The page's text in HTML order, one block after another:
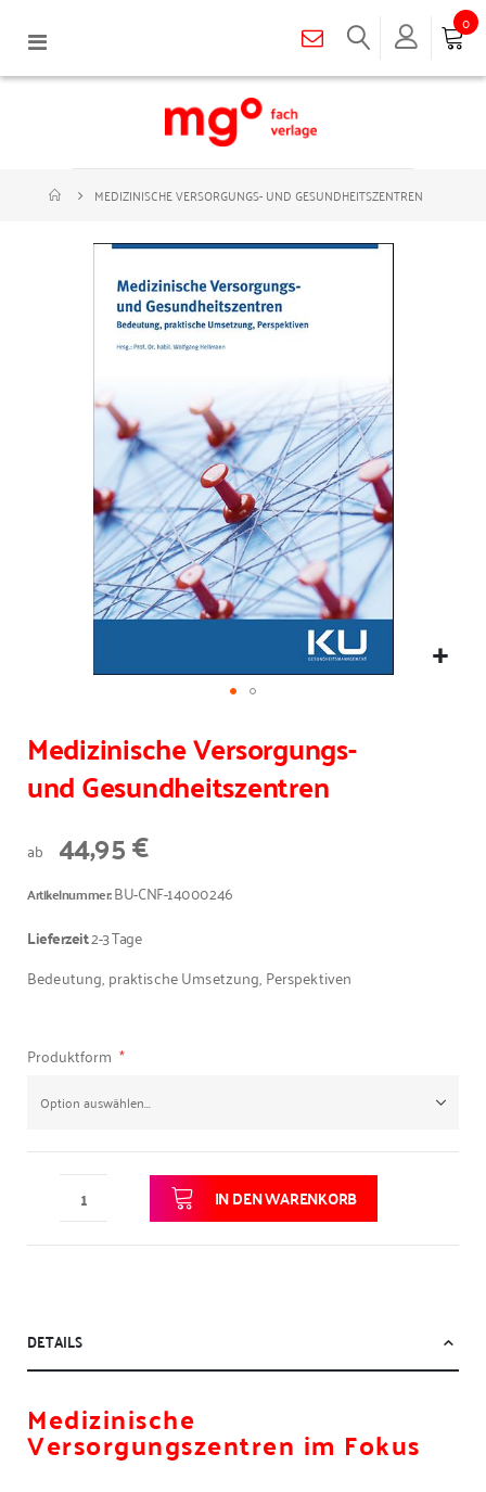
Navigation
0
MEDIZINISCHE VERSORGUNGS- UND GESUNDHEITSZENTREN
Medizinische Versorgungs-
und Gesundheitszentren
ab 44,95 €
Artikelnummer BU-CNF-14000246
Lieferzeit2-3 Tage
Bedeutung, praktische Umsetzung, Perspektiven
Produktform
IN DEN WARENKORB
DETAILS
Medizinische
Versorgungszentren im Fokus